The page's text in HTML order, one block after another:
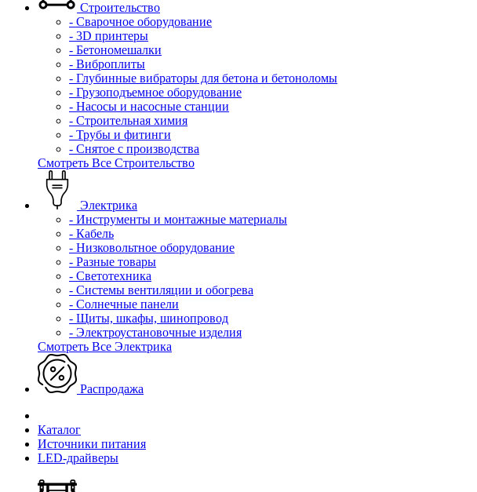
Строительство
- Сварочное оборудование
- 3D принтеры
- Бетономешалки
- Виброплиты
- Глубинные вибраторы для бетона и бетоноломы
- Грузоподъемное оборудование
- Насосы и насосные станции
- Строительная химия
- Трубы и фитинги
- Снятое с производства
Смотреть Все Строительство
Электрика
- Инструменты и монтажные материалы
- Кабель
- Низковольтное оборудование
- Разные товары
- Светотехника
- Системы вентиляции и обогрева
- Солнечные панели
- Щиты, шкафы, шинопровод
- Электроустановочные изделия
Смотреть Все Электрика
Распродажа
Каталог
Источники питания
LED-драйверы